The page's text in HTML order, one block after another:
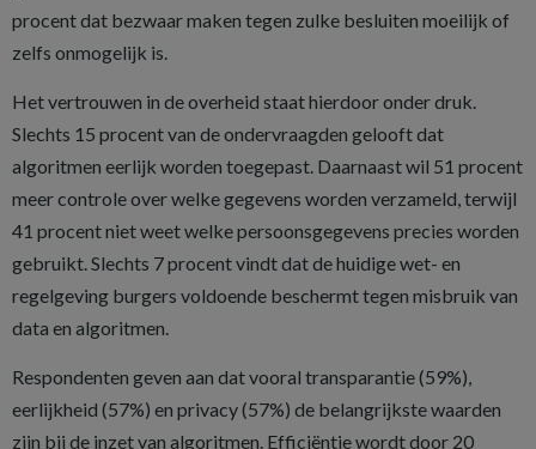
procent dat bezwaar maken tegen zulke besluiten moeilijk of
zelfs onmogelijk is.
Het vertrouwen in de overheid staat hierdoor onder druk.
Slechts 15 procent van de ondervraagden gelooft dat
algoritmen eerlijk worden toegepast. Daarnaast wil 51 procent
meer controle over welke gegevens worden verzameld, terwijl
41 procent niet weet welke persoonsgegevens precies worden
gebruikt. Slechts 7 procent vindt dat de huidige wet- en
regelgeving burgers voldoende beschermt tegen misbruik van
data en algoritmen.
Respondenten geven aan dat vooral transparantie (59%),
eerlijkheid (57%) en privacy (57%) de belangrijkste waarden
zijn bij de inzet van algoritmen. Efficiëntie wordt door 20